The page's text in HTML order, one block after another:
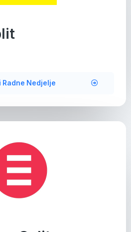
Radne Nedjelje